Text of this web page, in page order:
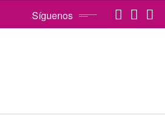
Síguenos